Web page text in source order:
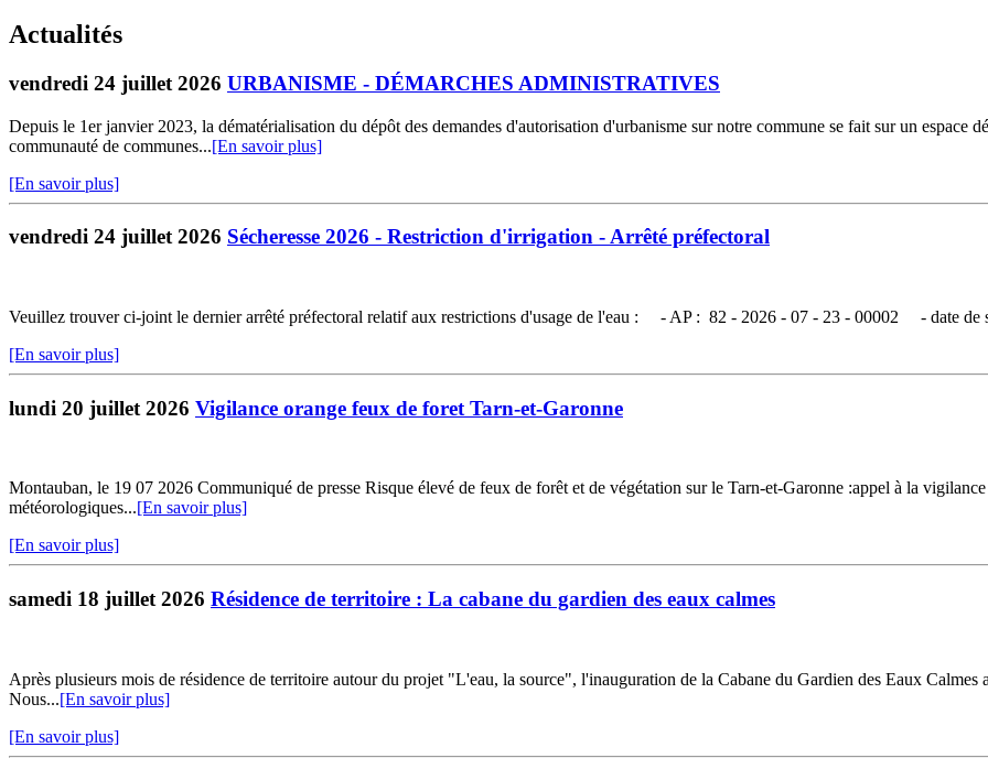
Actualités
vendredi 24 juillet 2026 URBANISME - DÉMARCHES ADMINISTRATIVES
Depuis le 1er janvier 2023, la dématérialisation du dépôt des demandes d'autorisation d'urbanisme sur notre commune se fait sur un espace
communauté de communes...[En savoir plus]
[En savoir plus]
vendredi 24 juillet 2026 Sécheresse 2026 - Restriction d'irrigation - Arrêté préfectoral
Veuillez trouver ci-joint le dernier arrêté préfectoral relatif aux restrictions d'usage de l'eau : - AP : 82 - 2026 - 07 - 23 - 00002 - date de
[En savoir plus]
lundi 20 juillet 2026 Vigilance orange feux de foret Tarn-et-Garonne
Montauban, le 19 07 2026 Communiqué de presse Risque élevé de feux de forêt et de végétation sur le Tarn-et-Garonne :appel à la
météorologiques...[En savoir plus]
[En savoir plus]
samedi 18 juillet 2026 Résidence de territoire : La cabane du gardien des eaux calmes
Après plusieurs mois de résidence de territoire autour du projet "L'eau, la source", l'inauguration de la Cabane du Gardien des Eaux
Nous...[En savoir plus]
[En savoir plus]